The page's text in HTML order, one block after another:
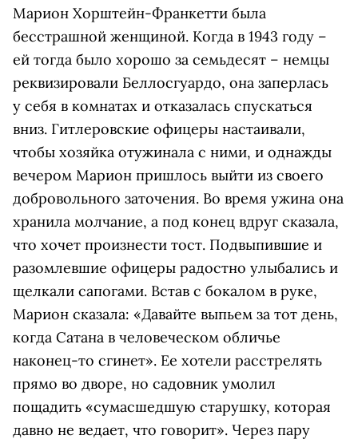
Марион Хорштейн-Франкетти была
бесстрашной женщиной. Когда в 1943 году –
ей тогда было хорошо за семьдесят – немцы
реквизировали Беллосгуардо, она заперлась
у себя в комнатах и отказалась спускаться
вниз. Гитлеровские офицеры настаивали,
чтобы хозяйка отужинала с ними, и однажды
вечером Марион пришлось выйти из своего
добровольного заточения. Во время ужина она
хранила молчание, а под конец вдруг сказала,
что хочет произнести тост. Подвыпившие и
разомлевшие офицеры радостно улыбались и
щелкали сапогами. Встав с бокалом в руке,
Марион сказала: «Давайте выпьем за тот день,
когда Сатана в человеческом обличье
наконец-то сгинет». Ее хотели расстрелять
прямо во дворе, но садовник умолил
пощадить «сумасшедшую старушку, которая
давно не ведает, что говорит». Через пару